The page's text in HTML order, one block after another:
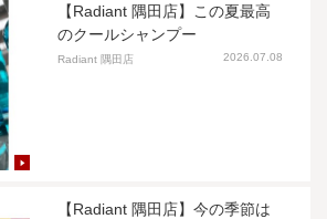
【Radiant 隅田店】この夏最高
のクールシャンプー
Radiant 隅田店 2026.07.08
【Radiant 隅田店】今の季節は